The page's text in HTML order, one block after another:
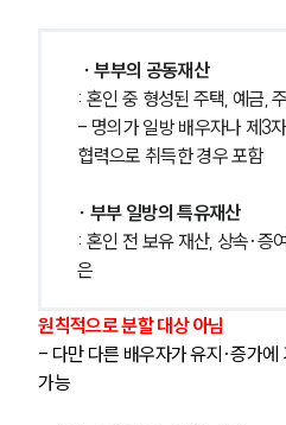
∙ 부부의 공동재산
: 혼인 중 형성된 주택, 예금,
- 명의가 일방 배우자나 제3
협력으로 취득한 경우 포함
∙ 부부 일방의 특유재산
: 혼인 전 보유 재산, 상속·증
은
원칙적으로 분할 대상 아님
- 다만 다른 배우자가 유지·증가
가능